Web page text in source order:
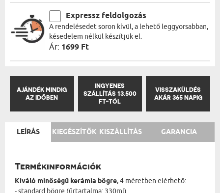
Expressz feldolgozás
A rendelésedet soron kívül, a lehető leggyorsabban,
késedelem nélkül készítjük el.
Ár: 1699 Ft
AJÁNDÉK MINDIG
AZ IDŐBEN
INGYENES
SZÁLLÍTÁS 13,500
FT-TÓL
VISSZAKÜLDÉS
AKÁR 365 NAPIG
LEÍRÁS KIEGÉSZÍTŐK KISZÁLLÍTÁS GARANCIA
Termékinformációk
Kiváló minőségű kerámia bögre, 4 méretben elérhető:
- standard bögre (űrtartalma: 330ml)